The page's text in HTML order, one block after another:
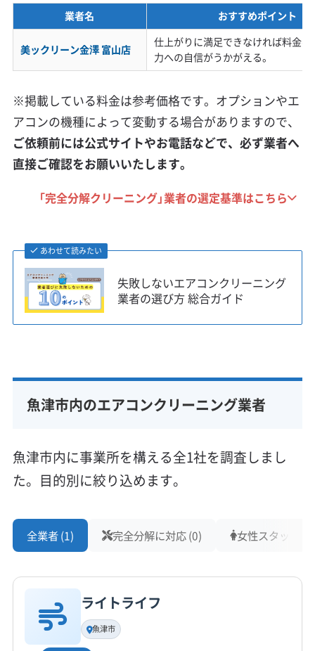
業者名 おすすめポイント
美ックリーン金澤 富山店
仕上がりに満足できなければ料金
力への自信がうかがえる。
※掲載している料金は参考価格です。オプションやエ
アコンの機種によって変動する場合がありますので、
ご依頼前には公式サイトやお電話などで、必ず業者へ
直接ご確認をお願いいたします。
「完全分解クリーニング」業者の選定基準はこちら
あわせて読みたい
失敗しないエアコンクリーニング
業者の選び方 総合ガイド
魚津市内のエアコンクリーニング業者
魚津市内に事業所を構える全1社を調査しまし
た。目的別に絞り込めます。
全業者 (1) 完全分解に対応 (0) 女性スタッフ在
ライトライフ
魚津市